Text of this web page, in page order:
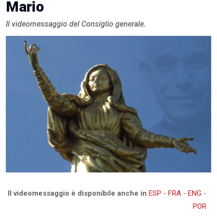
Mario
Il videomessaggio del Consiglio generale.
Il videomessaggio è disponibile anche in ESP - FRA - ENG -
POR